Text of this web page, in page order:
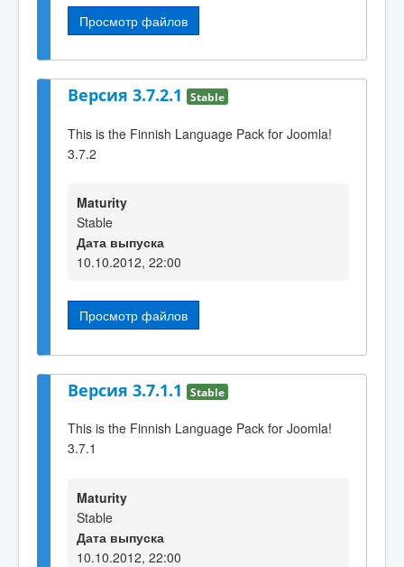
Просмотр файлов
Версия 3.7.2.1 Stable
This is the Finnish Language Pack for Joomla!
3.7.2
Maturity
Stable
Дата выпуска
10.10.2012, 22:00
Просмотр файлов
Версия 3.7.1.1 Stable
This is the Finnish Language Pack for Joomla!
3.7.1
Maturity
Stable
Дата выпуска
10.10.2012, 22:00